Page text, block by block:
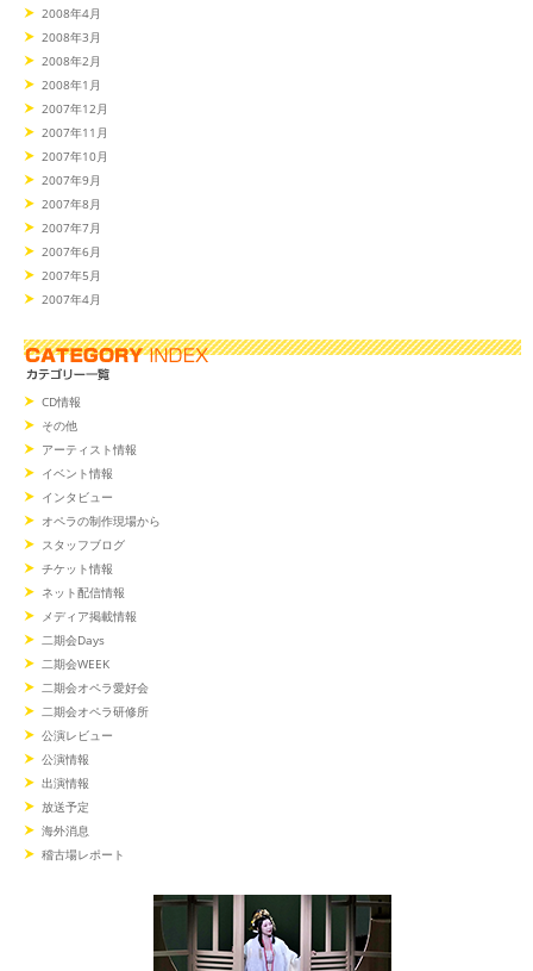
2008年4月
2008年3月
2008年2月
2008年1月
2007年12月
2007年11月
2007年10月
2007年9月
2007年8月
2007年7月
2007年6月
2007年5月
2007年4月
CD情報
その他
アーティスト情報
イベント情報
インタビュー
オペラの制作現場から
スタッフブログ
チケット情報
ネット配信情報
メディア掲載情報
二期会Days
二期会WEEK
二期会オペラ愛好会
二期会オペラ研修所
公演レビュー
公演情報
出演情報
放送予定
海外消息
稽古場レポート